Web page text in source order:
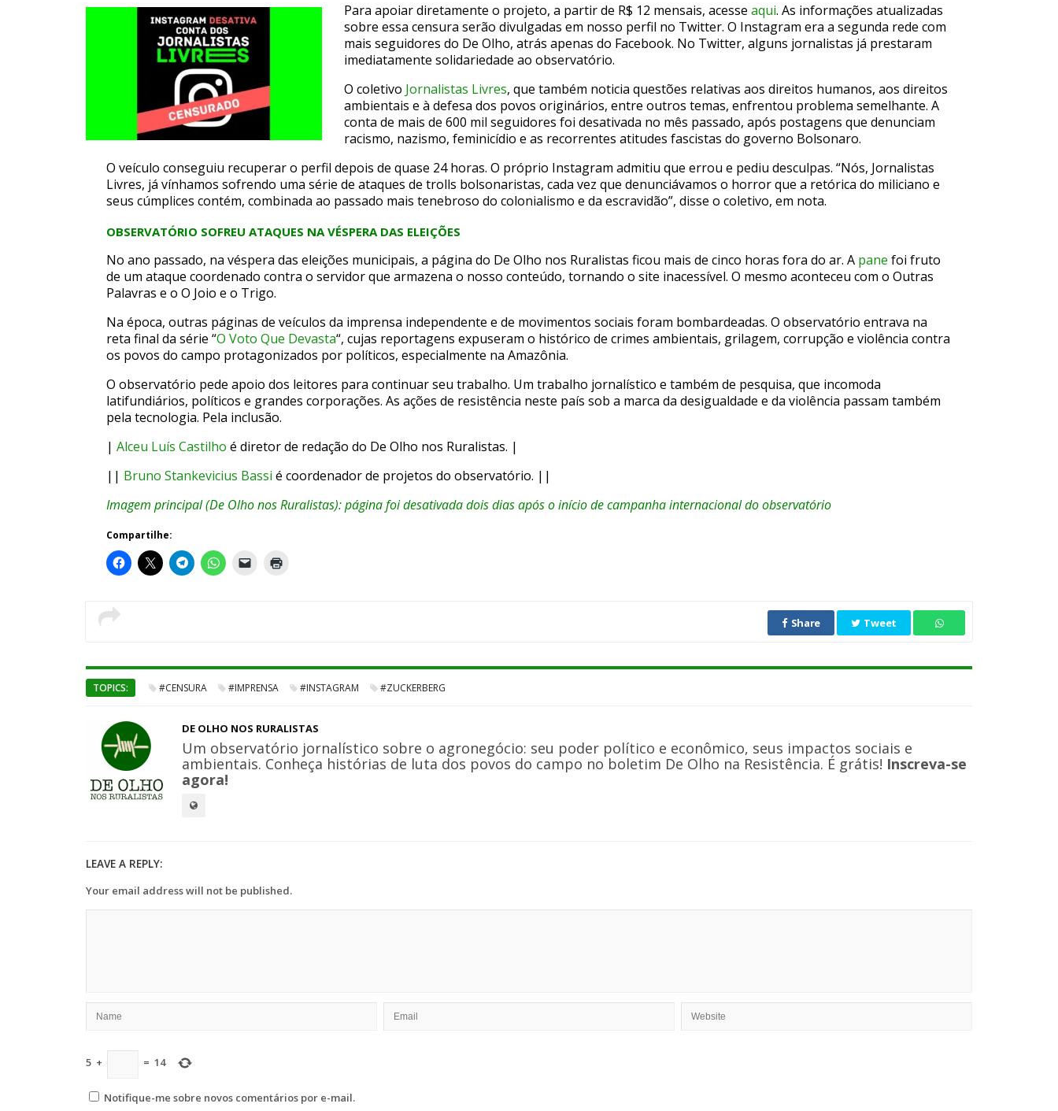
Para apoiar diretamente o projeto, a partir de R$ 12 mensais, acesse aqui. As informações atualizadas
sobre essa censura serão divulgadas em nosso perfil no Twitter. O Instagram era a segunda rede com
mais seguidores do De Olho, atrás apenas do Facebook. No Twitter, alguns jornalistas já prestaram
imediatamente solidariedade ao observatório.
O coletivo Jornalistas Livres, que também noticia questões relativas aos direitos humanos, aos direitos
ambientais e à defesa dos povos originários, entre outros temas, enfrentou problema semelhante. A
conta de mais de 600 mil seguidores foi desativada no mês passado, após postagens que denunciam
racismo, nazismo, feminicídio e as recorrentes atitudes fascistas do governo Bolsonaro.
O veículo conseguiu recuperar o perfil depois de quase 24 horas. O próprio Instagram admitiu que errou e pediu desculpas. “Nós, Jornalistas
Livres, já vínhamos sofrendo uma série de ataques de trolls bolsonaristas, cada vez que denunciávamos o horror que a retórica do miliciano e
seus cúmplices contém, combinada ao passado mais tenebroso do colonialismo e da escravidão”, disse o coletivo, em nota.
OBSERVATÓRIO SOFREU ATAQUES NA VÉSPERA DAS ELEIÇÕES
No ano passado, na véspera das eleições municipais, a página do De Olho nos Ruralistas ficou mais de cinco horas fora do ar. A pane foi fruto
de um ataque coordenado contra o servidor que armazena o nosso conteúdo, tornando o site inacessível. O mesmo aconteceu com o Outras
Palavras e o O Joio e o Trigo.
Na época, outras páginas de veículos da imprensa independente e de movimentos sociais foram bombardeadas. O observatório entrava na
reta final da série “O Voto Que Devasta“, cujas reportagens expuseram o histórico de crimes ambientais, grilagem, corrupção e violência contra
os povos do campo protagonizados por políticos, especialmente na Amazônia.
O observatório pede apoio dos leitores para continuar seu trabalho. Um trabalho jornalístico e também de pesquisa, que incomoda
latifundiários, políticos e grandes corporações. As ações de resistência neste país sob a marca da desigualdade e da violência passam também
pela tecnologia. Pela inclusão.
| Alceu Luís Castilho é diretor de redação do De Olho nos Ruralistas. |
|| Bruno Stankevicius Bassi é coordenador de projetos do observatório. ||
Imagem principal (De Olho nos Ruralistas): página foi desativada dois dias após o início de campanha internacional do observatório
Compartilhe:
Share Tweet
TOPICS: #CENSURA #IMPRENSA #INSTAGRAM #ZUCKERBERG
DE OLHO NOS RURALISTAS
Um observatório jornalístico sobre o agronegócio: seu poder político e econômico, seus impactos sociais e
ambientais. Conheça histórias de luta dos povos do campo no boletim De Olho na Resistência. É grátis! Inscreva-se
agora!
LEAVE A REPLY:
Your email address will not be published.
5 + = 14
Notifique-me sobre novos comentários por e-mail.